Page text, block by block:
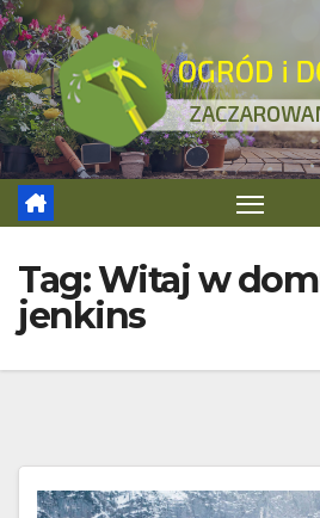
Skip
to
content
Tag:Witaj w
jenkins